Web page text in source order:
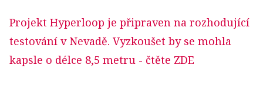
Projekt Hyperloop je připraven na rozhodující
testování v Nevadě. Vyzkoušet by se mohla
kapsle o délce 8,5 metru - čtěte ZDE